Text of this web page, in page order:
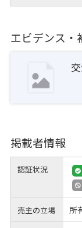
エビデンス・
掲載者情報
認証状況
売主の立場 所